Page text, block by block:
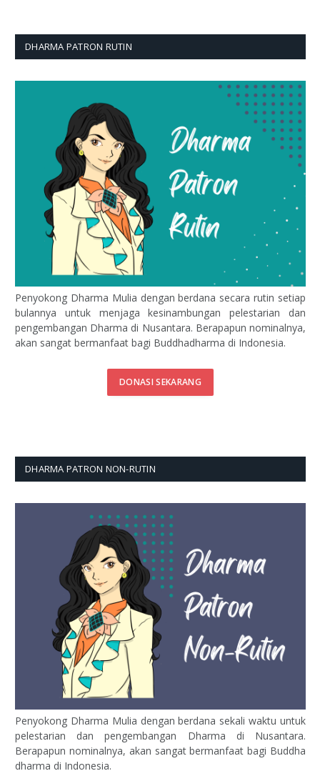
DHARMA PATRON RUTIN
Penyokong Dharma Mulia dengan berdana secara rutin setiap
bulannya untuk menjaga kesinambungan pelestarian dan
pengembangan Dharma di Nusantara. Berapapun nominalnya,
akan sangat bermanfaat bagi Buddhadharma di Indonesia.
DONASI SEKARANG
DHARMA PATRON NON-RUTIN
Penyokong Dharma Mulia dengan berdana sekali waktu untuk
pelestarian dan pengembangan Dharma di Nusantara.
Berapapun nominalnya, akan sangat bermanfaat bagi Buddha
dharma di Indonesia.